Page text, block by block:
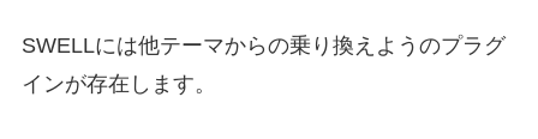
SWELLには他テーマからの乗り換えようのプラグ
インが存在します。